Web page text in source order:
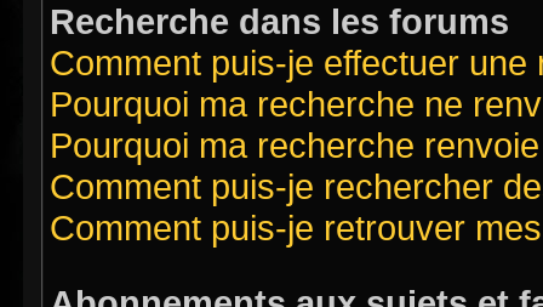
Recherche dans les forums
Comment puis-je effectuer
Pourquoi ma recherche ne
Pourquoi ma recherche
Comment puis-je rechercher
Comment puis-je retrouver